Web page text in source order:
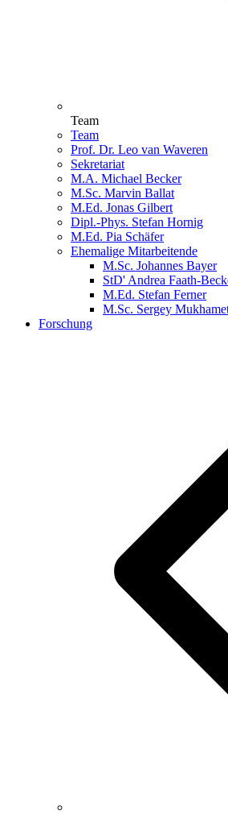
Team
Team
Prof. Dr. Leo van Waveren
Sekretariat
M.A. Michael Becker
M.Sc. Marvin Ballat
M.Ed. Jonas Gilbert
Dipl.-Phys. Stefan Hornig
M.Ed. Pia Schäfer
Ehemalige Mitarbeitende
M.Sc. Johannes Bayer
StD' Andrea Faath-
M.Ed. Stefan Ferner
M.Sc. Sergey
Forschung